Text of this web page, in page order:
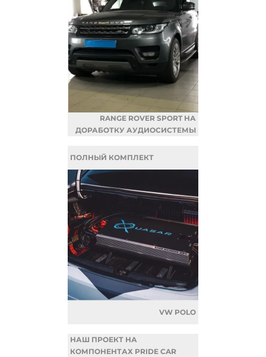
RANGE ROVER SPORT НА
ДОРАБОТКУ АУДИОСИСТЕМЫ
ПОЛНЫЙ КОМПЛЕКТ
VW POLO
НАШ ПРОЕКТ НА
КОМПОНЕНТАХ PRIDE CAR